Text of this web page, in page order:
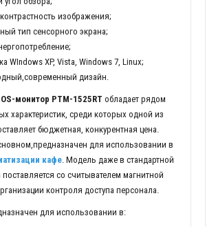
изображения;
тип сенсорного экрана;
WIndows XP, Vista, Windows 7, Linux;
дизайн.
монитор PTM-1525RT обладает рядом
характеристик, среди которых одной из
бюджетная, конкурентная цена.
для использовании в
кафе. Модель даже в стандартной
со считывателем магнитной
контроля доступа персонала.
для использовании в: